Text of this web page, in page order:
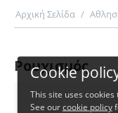
Αρχική Σελίδα /
Ρουχισμός
Cookie
This site uses
See ourcookie policy